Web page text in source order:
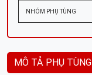
NHÓM PHỤ TÙNG
MÔ TẢ PHỤ TÙNG